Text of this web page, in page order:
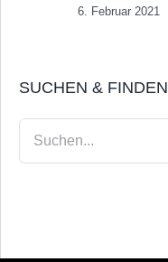
6. Februar 2021
SUCHEN & FINDEN
Suche
nach: